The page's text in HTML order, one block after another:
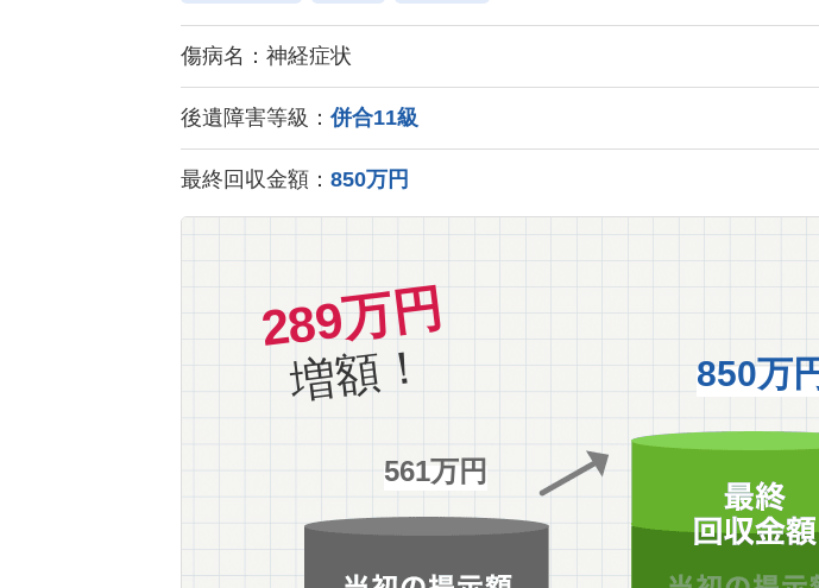
傷病名：神経症状
後遺障害等級：併合11級
最終回収金額： 850万円
289万円
増額！
561万円
850万